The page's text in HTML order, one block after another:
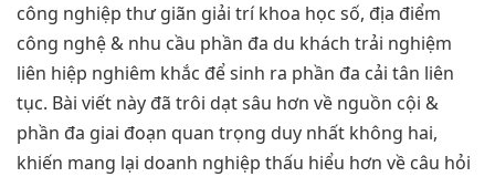
công nghiệp thư giãn giải trí khoa học số, địa điểm
công nghệ & nhu cầu phần đa du khách trải nghiệm
liên hiệp nghiêm khắc để sinh ra phần đa cải tân liên
tục. Bài viết này đã trôi dạt sâu hơn về nguồn cội &
phần đa giai đoạn quan trọng duy nhất không hai,
khiến mang lại doanh nghiệp thấu hiểu hơn về câu hỏi